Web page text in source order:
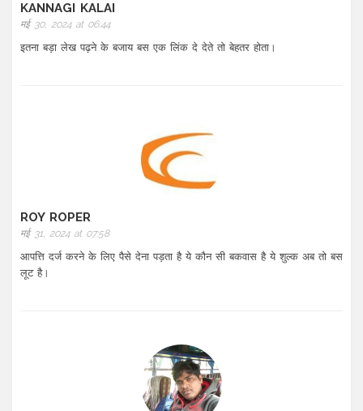
KANNAGI KALAI
मई 30, 2024 at 06:44
इतना बड़ा लेख पढ़ने के बजाय बस एक लिंक दे देते तो बेहतर होता।
ROY ROPER
मई 31, 2024 at 07:58
आपत्ति दर्ज करने के लिए पैसे देना पड़ता है ये कौन सी बकवास है ये शुल्क अब तो बस
लूट है।